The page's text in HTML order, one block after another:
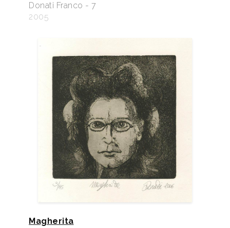
Donati Franco - 7
2005
Magherita